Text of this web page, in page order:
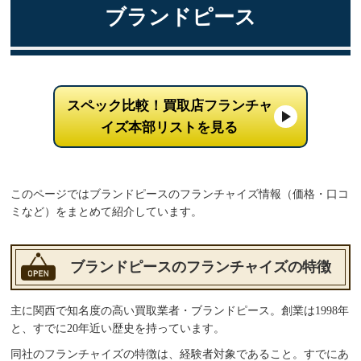
ブランドピース
スペック比較！買取店フランチャ
イズ本部リストを見る
このページではブランドピースのフランチャイズ情報（価格・口コ
ミなど）をまとめて紹介しています。
ブランドピースのフランチャイズの特徴
主に関西で知名度の高い買取業者・ブランドピース。創業は1998年
と、すでに20年近い歴史を持っています。
同社のフランチャイズの特徴は、経験者対象であること。すでにあ